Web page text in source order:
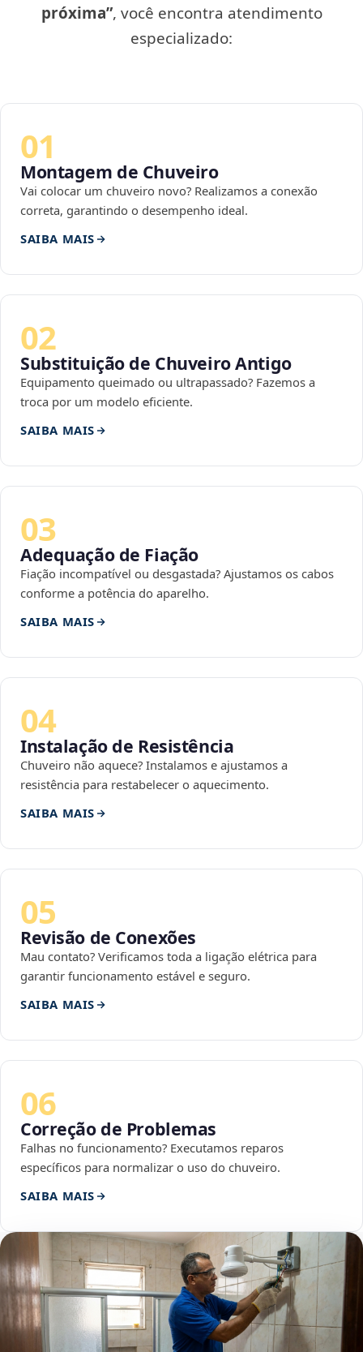
próxima”, você encontra atendimento
especializado:
01
Montagem de Chuveiro
Vai colocar um chuveiro novo? Realizamos a conexão
correta, garantindo o desempenho ideal.
SAIBA MAIS
02
Substituição de Chuveiro Antigo
Equipamento queimado ou ultrapassado? Fazemos a
troca por um modelo eficiente.
SAIBA MAIS
03
Adequação de Fiação
Fiação incompatível ou desgastada? Ajustamos os cabos
conforme a potência do aparelho.
SAIBA MAIS
04
Instalação de Resistência
Chuveiro não aquece? Instalamos e ajustamos a
resistência para restabelecer o aquecimento.
SAIBA MAIS
05
Revisão de Conexões
Mau contato? Verificamos toda a ligação elétrica para
garantir funcionamento estável e seguro.
SAIBA MAIS
06
Correção de Problemas
Falhas no funcionamento? Executamos reparos
específicos para normalizar o uso do chuveiro.
SAIBA MAIS